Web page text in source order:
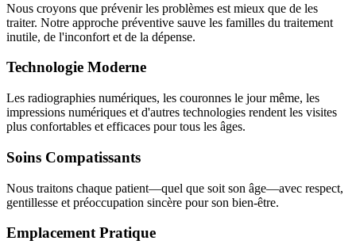
Nous croyons que prévenir les problèmes est mieux que de les
traiter. Notre approche préventive sauve les familles du traitement
inutile, de l'inconfort et de la dépense.
Technologie Moderne
Les radiographies numériques, les couronnes le jour même, les
impressions numériques et d'autres technologies rendent les visites
plus confortables et efficaces pour tous les âges.
Soins Compatissants
Nous traitons chaque patient—quel que soit son âge—avec respect,
gentillesse et préoccupation sincère pour son bien-être.
Emplacement Pratique